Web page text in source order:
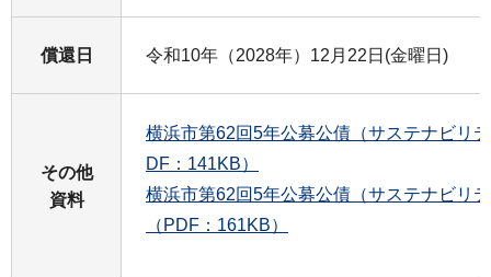
償還日 令和10年（2028年）12月22日(金曜日)
その他
資料
横浜市第62回5年公募公債（サステナビリ
DF：141KB）
横浜市第62回5年公募公債（サステナビリ
（PDF：161KB）